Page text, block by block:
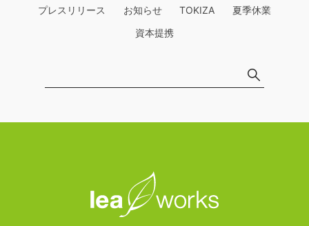
プレスリリース お知らせ TOKIZA
夏季休業
資本提携